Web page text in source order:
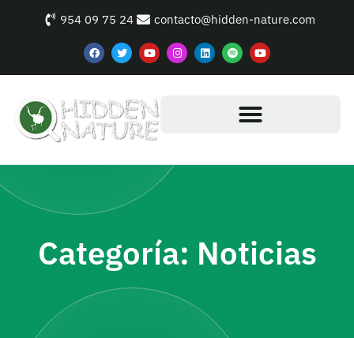
954 09 75 24 contacto@hidden-nature.com
Categoría: Noticias